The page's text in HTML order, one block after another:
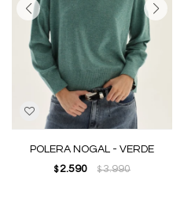
POLERA NOGAL - VERDE
$ 2.590 $3.990